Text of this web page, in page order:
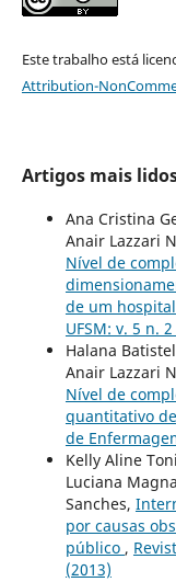
Este trabalho está
Attribution-
Artigos mais
Ana Cristina
Anair Lazzari
Nível de
de um
UFSM: v. 5 n.
Halana
Anair Lazzari
Nível de
quantitativo
de
Kelly Aline
Luciana
Sanches,
por causas
público ,
(2013)